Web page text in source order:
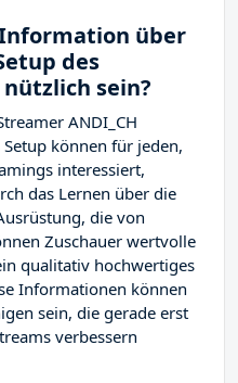
über
des
nützlich sein?
ANDI_CH
können für jeden,
interessiert,
das Lernen über die
die von
Zuschauer wertvolle
qualitativ hochwertiges
Informationen können
sein, die gerade erst
verbessern